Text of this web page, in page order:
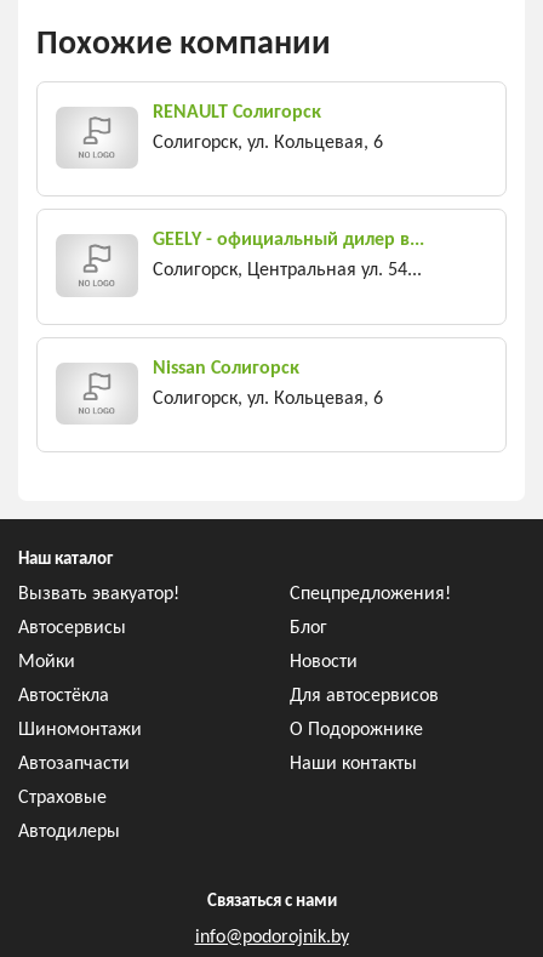
Похожие компании
RENAULT Солигорск
Солигорск, ул. Кольцевая, 6
GEELY - официальный дилер в...
Солигорск, Центральная ул. 54...
Nissan Солигорск
Солигорск, ул. Кольцевая, 6
Наш каталог
Вызвать эвакуатор!
Автосервисы
Мойки
Автостёкла
Шиномонтажи
Автозапчасти
Страховые
Автодилеры
Спецпредложения!
Блог
Новости
Для автосервисов
О Подорожнике
Наши контакты
Связаться с нами
info@podorojnik.by